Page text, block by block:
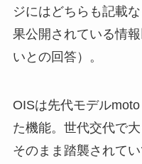
ジにはどちらも記載
果公開されている情
いとの回答）。
OISは先代モデル
た機能。世代交代で
そのまま踏襲されて